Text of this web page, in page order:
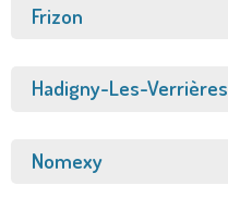
Afficher
Frizon
Afficher
Hadigny-Les-Verrières
Afficher
Nomexy